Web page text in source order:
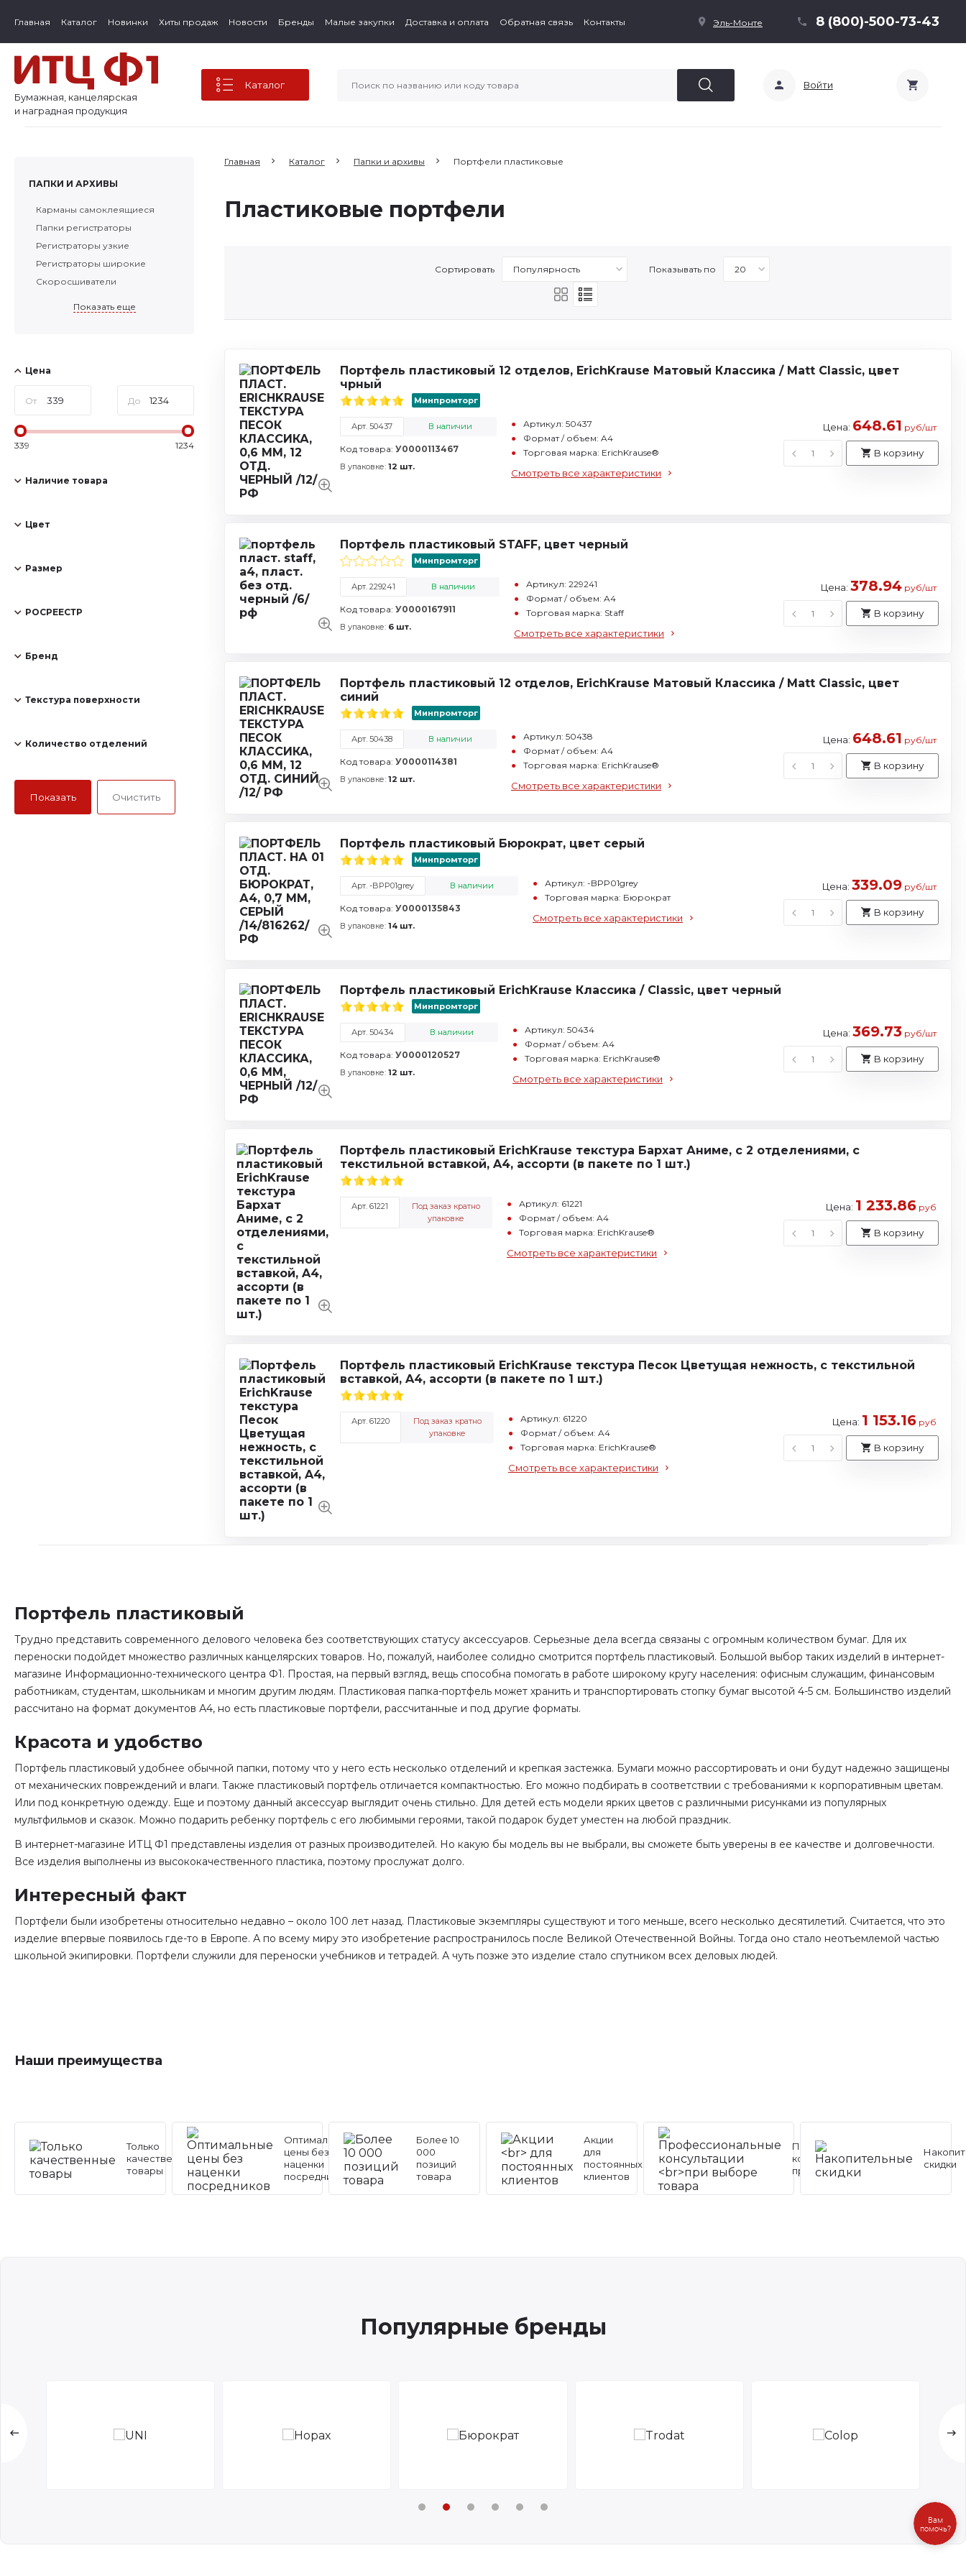
Главная Каталог Новинки Хиты продаж Новости Бренды Малые закупки Доставка и оплата Обратная связь Контакты Эль-Монте 8 (800)-500-73-43
Бумажная, канцелярская
и наградная продукция
Каталог Войти
ПАПКИ И АРХИВЫ
Карманы самоклеящиеся
Папки регистраторы
Регистраторы узкие
Регистраторы широкие
Скоросшиватели
Показать еще
Цена
От До
339 1234
Наличие товара
Цвет
Размер
РОСРЕЕСТР
Бренд
Текстура поверхности
Количество отделений
Главная Каталог Папки и архивы Портфели пластиковые
Пластиковые портфели
Сортировать Показывать по
Портфель пластиковый 12 отделов, ErichKrause Матовый Классика / Matt Classic, цвет
чрный
Минпромторг
Арт. 50437 В наличии
Код товара: У0000113467
В упаковке: 12 шт.
Артикул: 50437
Формат / объем: A4
Торговая марка: ErichKrause®
Смотреть все характеристики
Цена: 648.61 руб/шт
В корзину
Портфель пластиковый STAFF, цвет черный
Минпромторг
Арт. 229241 В наличии
Код товара: У0000167911
В упаковке: 6 шт.
Артикул: 229241
Формат / объем: A4
Торговая марка: Staff
Смотреть все характеристики
Цена: 378.94 руб/шт
В корзину
Портфель пластиковый 12 отделов, ErichKrause Матовый Классика / Matt Classic, цвет
синий
Минпромторг
Арт. 50438 В наличии
Код товара: У0000114381
В упаковке: 12 шт.
Артикул: 50438
Формат / объем: A4
Торговая марка: ErichKrause®
Смотреть все характеристики
Цена: 648.61 руб/шт
В корзину
Портфель пластиковый Бюрократ, цвет серый
Минпромторг
Арт. -BPP01grey В наличии
Код товара: У0000135843
В упаковке: 14 шт.
Артикул: -BPP01grey
Торговая марка: Бюрократ
Смотреть все характеристики
Цена: 339.09 руб/шт
В корзину
Портфель пластиковый ErichKrause Классика / Classic, цвет черный
Минпромторг
Арт. 50434 В наличии
Код товара: У0000120527
В упаковке: 12 шт.
Артикул: 50434
Формат / объем: A4
Торговая марка: ErichKrause®
Смотреть все характеристики
Цена: 369.73 руб/шт
В корзину
Портфель пластиковый ErichKrause текстура Бархат Аниме, с 2 отделениями, с
текстильной вставкой, A4, ассорти (в пакете по 1 шт.)
Арт. 61221
Под заказ кратно
упаковке
Артикул: 61221
Формат / объем: A4
Торговая марка: ErichKrause®
Смотреть все характеристики
Цена: 1 233.86 руб
В корзину
Портфель пластиковый ErichKrause текстура Песок Цветущая нежность, с текстильной
вставкой, A4, ассорти (в пакете по 1 шт.)
Арт. 61220
Под заказ кратно
упаковке
Артикул: 61220
Формат / объем: A4
Торговая марка: ErichKrause®
Смотреть все характеристики
Цена: 1 153.16 руб
В корзину
Портфель пластиковый
Трудно представить современного делового человека без соответствующих статусу аксессуаров. Серьезные дела всегда связаны с огромным количеством бумаг. Для их
переноски подойдет множество различных канцелярских товаров. Но, пожалуй, наиболее солидно смотрится портфель пластиковый. Большой выбор таких изделий в интернет-
магазине Информационно-технического центра Ф1. Простая, на первый взгляд, вещь способна помогать в работе широкому кругу населения: офисным служащим, финансовым
работникам, студентам, школьникам и многим другим людям. Пластиковая папка-портфель может хранить и транспортировать стопку бумаг высотой 4-5 см. Большинство изделий
рассчитано на формат документов А4, но есть пластиковые портфели, рассчитанные и под другие форматы.
Красота и удобство
Портфель пластиковый удобнее обычной папки, потому что у него есть несколько отделений и крепкая застежка. Бумаги можно рассортировать и они будут надежно защищены
от механических повреждений и влаги. Также пластиковый портфель отличается компактностью. Его можно подбирать в соответствии с требованиями к корпоративным цветам.
Или под конкретную одежду. Еще и поэтому данный аксессуар выглядит очень стильно. Для детей есть модели ярких цветов с различными рисунками из популярных
мультфильмов и сказок. Можно подарить ребенку портфель с его любимыми героями, такой подарок будет уместен на любой праздник.
В интернет-магазине ИТЦ Ф1 представлены изделия от разных производителей. Но какую бы модель вы не выбрали, вы сможете быть уверены в ее качестве и долговечности.
Все изделия выполнены из высококачественного пластика, поэтому прослужат долго.
Интересный факт
Портфели были изобретены относительно недавно – около 100 лет назад. Пластиковые экземпляры существуют и того меньше, всего несколько десятилетий. Считается, что это
изделие впервые появилось где-то в Европе. А по всему миру это изобретение распространилось после Великой Отечественной Войны. Тогда оно стало неотъемлемой частью
школьной экипировки. Портфели служили для переноски учебников и тетрадей. А чуть позже это изделие стало спутником всех деловых людей.
Наши преимущества
Только
качественные
товары
Оптимальные
цены без
наценки
посредников
Более 10
000
позиций
товара
Акции
для
постоянных
клиентов
Профессиональные
консультации
при выборе товара
скидки
Популярные бренды
Вам
помочь?